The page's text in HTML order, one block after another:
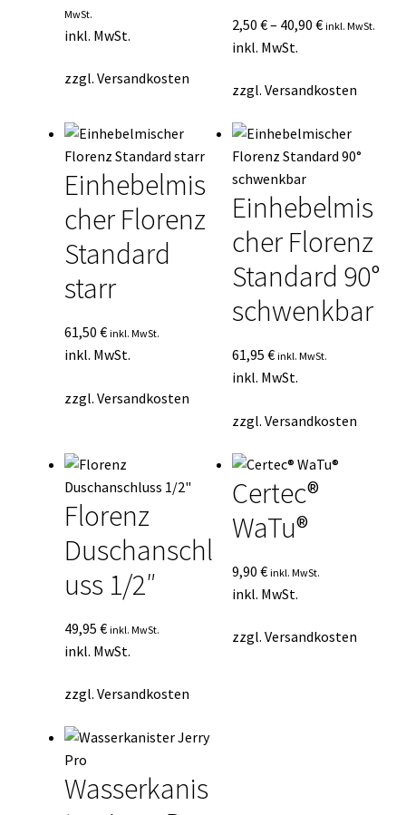
MwSt.
inkl. MwSt.
zzgl. Versandkosten
2,50€– 40,90€ inkl. MwSt.
inkl. MwSt.
zzgl.Versandkosten
Einhebelmis
cher Florenz
Standard
starr
61,50 € inkl. MwSt.
inkl. MwSt.
zzgl. Versandkosten
Einhebelmis
cher Florenz
Standard 90°
schwenkbar
61,95€ inkl. MwSt.
inkl. MwSt.
zzgl.Versandkosten
Florenz
Duschanschl
uss 1/2″
49,95 € inkl. MwSt.
inkl. MwSt.
zzgl. Versandkosten
Certec®
WaTu®
9,90€ inkl. MwSt.
inkl. MwSt.
zzgl.Versandkosten
Wasserkanis